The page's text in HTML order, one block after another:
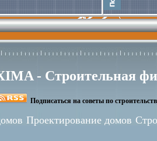
- Строительная
Подписаться на советы по
Проектирование домов